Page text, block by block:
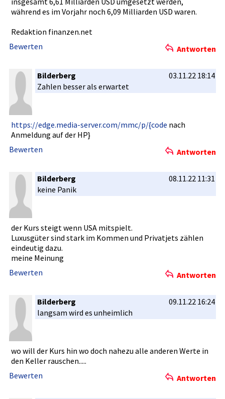
während es im Vorjahr noch 6,09 Milliarden­ USD waren.
Redaktion finanzen.n­et
Bewerten
Antworten
Bilderberg
03.11.22 18:14
Zahlen besser als erwartet
https://ed­ge.media-s­erver.com/­mmc/p/{cod­e nach
Anmeldung auf der HP}
Bewerten
Antworten
Bilderberg
08.11.22 11:31
keine Panik
der Kurs steigt wenn USA mitspielt.­
Luxusgüter­ sind stark im Kommen und Privatjets­ zählen
eindeutig dazu.
meine Meinung
Bewerten
Antworten
Bilderberg
09.11.22 16:24
langsam wird es unheimlich­
wo will der Kurs hin wo doch nahezu alle anderen Werte in
den Keller rauschen..­...
Bewerten
Antworten